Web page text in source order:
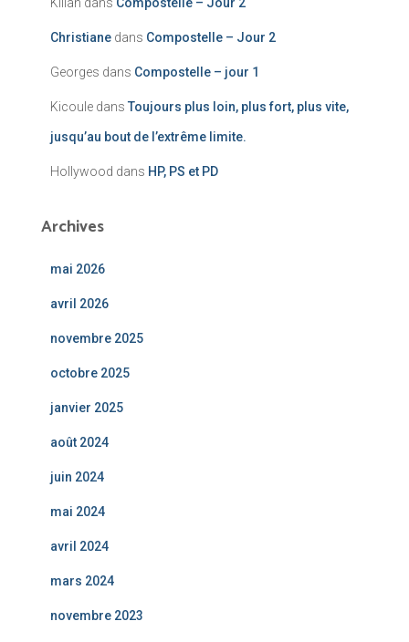
Christiane dans Compostelle – Jour 2
Georges dans Compostelle – jour 1
Kicoule dans Toujours plus loin, plus fort, plus vite,
jusqu’au bout de l’extrême limite.
Hollywood dans HP, PS et PD
Archives
mai 2026
avril 2026
novembre 2025
octobre 2025
janvier 2025
août 2024
juin 2024
mai 2024
avril 2024
mars 2024
novembre 2023